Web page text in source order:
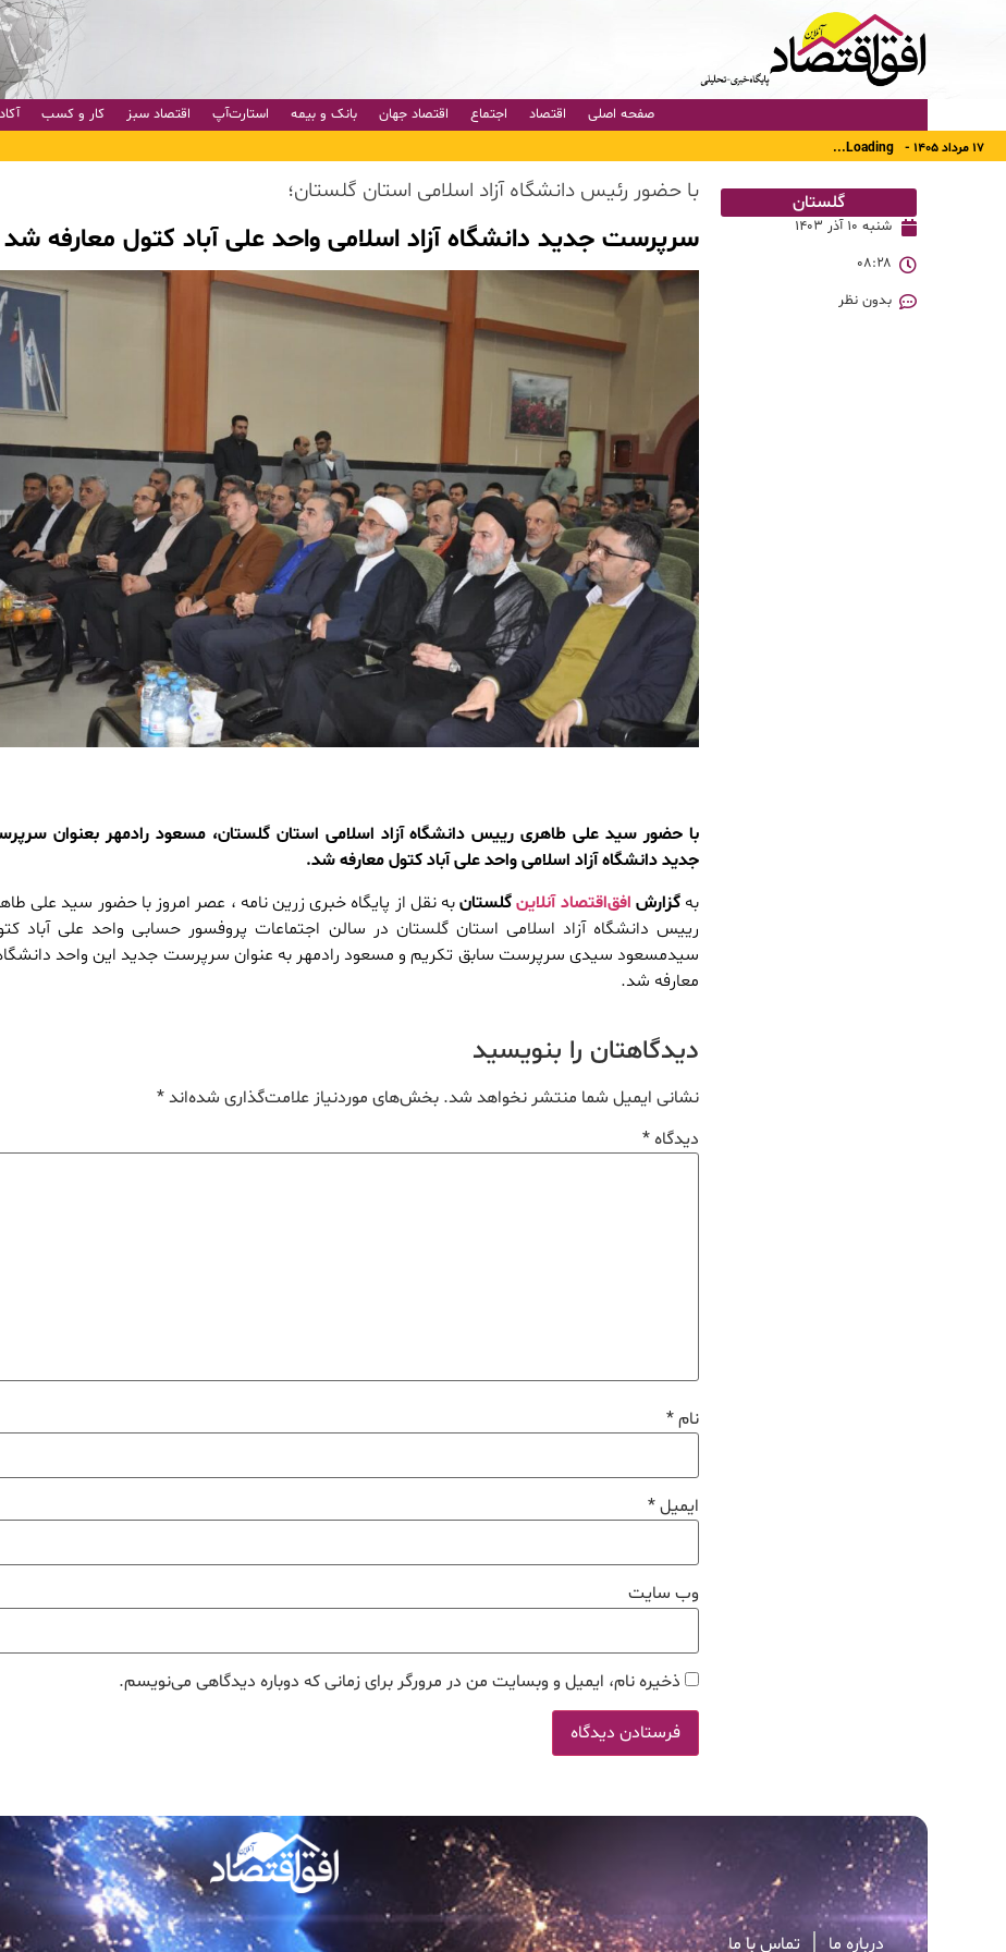
صفحه اصلی اقتصاد اجتماع اقتصاد جهان بانک و بیمه استارت‌آپ اقتصاد سبز کار و کسب
۱۷ مرداد ۱۴۰۵ - Loading...
گلستان
شنبه ۱۰ آذر ۱۴۰۳
۰۸:۲۸
بدون نظر
با حضور رئیس دانشگاه آزاد اسلامی استان گلستان؛
سرپرست جدید دانشگاه آزاد اسلامی واحد علی آباد کتول معارفه شد
با حضور سید علی طاهری رییس دانشگاه آزاد اسلامی استان گلستان، مسعود رادمهر بعنوان
جدید دانشگاه آزاد اسلامی واحد علی آباد کتول معارفه شد.
به گزارش افق‌اقتصاد آنلاینگلستانبه نقل از پایگاه خبری زرین نامه ، عصر امروز با حضور سید علی
رییس دانشگاه آزاد اسلامی استان گلستان در سالن اجتماعات پروفسور حسابی واحد علی آباد
سیدمسعود سیدی سرپرست سابق تکریم و مسعود رادمهر به عنوان سرپرست جدید این واحد
معارفه شد.
دیدگاهتان را بنویسید
نشانی ایمیل شما منتشر نخواهد شد. بخش‌های موردنیاز علامت‌گذاری شده‌اند*
دیدگاه*
نام*
ایمیل*
وب‌ سایت
ذخیره نام، ایمیل و وبسایت من در مرورگر برای زمانی که دوباره دیدگاهی می‌نویسم.
درباره ما تماس با ما